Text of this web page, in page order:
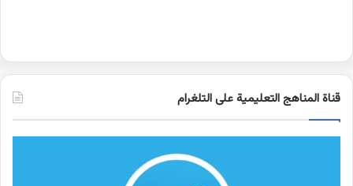
قناة المناهج التعليمية على التلغرام